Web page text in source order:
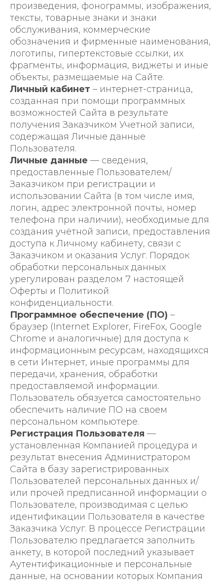
произведения, фонограммы, изображения,
тексты, товарные знаки и знаки
обслуживания, коммерческие
обозначения и фирменные наименования,
логотипы, гипертекстовые ссылки, их
фрагменты, информация, виджеты и иные
объекты, размещаемые на Сайте.
Личный кабинет – интернет-страница,
созданная при помощи программных
возможностей Сайта в результате
получения Заказчиком Учетной записи,
содержащая Личные данные
Пользователя.
Личные данные — сведения,
предоставленные Пользователем/
Заказчиком при регистрации и
использовании Сайта (в том числе имя,
логин, адрес электронной почты, номер
телефона при наличии), необходимые для
создания учётной записи, предоставления
доступа к Личному кабинету, связи с
Заказчиком и оказания Услуг. Порядок
обработки персональных данных
урегулирован разделом 7 настоящей
Оферты и Политикой
конфиденциальности.
Программное обеспечение (ПО) –
браузер (Internet Explorer, FireFox, Google
Chrome и аналогичные) для доступа к
информационным ресурсам, находящихся
в сети Интернет, иные программы для
передачи, хранения, обработки
предоставляемой информации.
Пользователь обязуется самостоятельно
обеспечить наличие ПО на своем
персональном компьютере.
Регистрация Пользователя —
установленная Компанией процедура и
результат внесения Администратором
Сайта в базу зарегистрированных
Пользователей персональных данных и/
или прочей предписанной информации о
Пользователе, производимая с целью
идентификации Пользователя в качестве
Заказчика Услуг. В процессе Регистрации
Пользователю предлагается заполнить
анкету, в которой последний указывает
Аутентификационные и персональные
данные, на основании которых Компания